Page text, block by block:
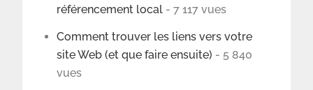
référencement local - 7 117 vues
Comment trouver les liens vers votre
site Web (et que faire ensuite) - 5 840
vues